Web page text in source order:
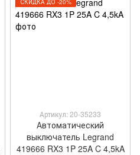
СКИДКА ДО -20%
Артикул: 20-35233
Автоматический
выключатель Legrand
419666 RX3 1P 25A C 4,5kA